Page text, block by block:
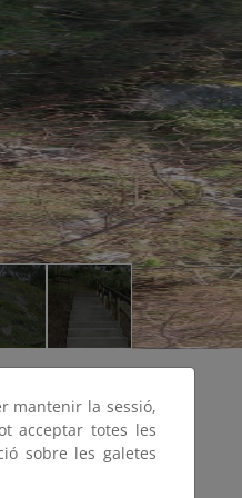
mantenir la sessió,
acceptar totes les
sobre les galetes